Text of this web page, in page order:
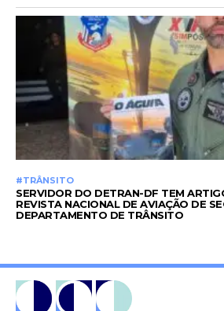
#TRÂNSITO
SERVIDOR DO DETRAN-DF TEM
REVISTA NACIONAL DE AVIAÇÃO DE
DEPARTAMENTO DE TRÂNSITO